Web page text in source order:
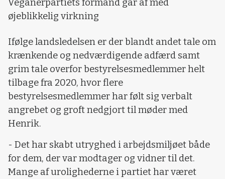
Veganerpartiets formand går af med
øjeblikkelig virkning
Ifølge landsledelsen er der blandt andet tale om
krænkende og nedværdigende adfærd samt
grim tale overfor bestyrelsesmedlemmer helt
tilbage fra 2020, hvor flere
bestyrelsesmedlemmer har følt sig verbalt
angrebet og groft nedgjort til møder med
Henrik.
- Det har skabt utryghed i arbejdsmiljøet både
for dem, der var modtager og vidner til det.
Mange af urolighederne i partiet har været